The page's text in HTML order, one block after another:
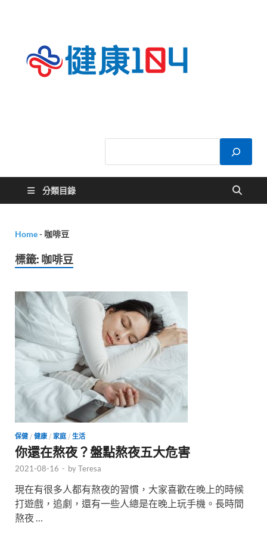
分類目錄
Home- 咖啡豆
標籤: 咖啡豆
保健 / 健康 / 家庭 / 生活
你還在熬夜？盤點熬夜五大危害
2021-08-16 - byTeresa
現在有很多人都有熬夜的習慣，大家喜歡在晚上的時候
打遊戲，追劇，還有一些人總是在晚上玩手機。長時間
熬夜 …